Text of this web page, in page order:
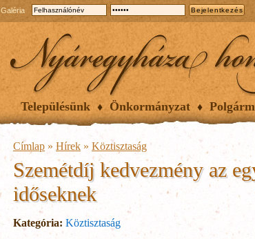
Galéria
Településünk Önkormányzat
Címlap » Hírek » Köztisztaság
Szemétdíj kedvezmény az
időseknek
Kategória: Köztisztaság